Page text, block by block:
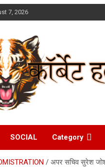
7, 2026
Halchal
SOCIAL Category
अपर सचिव सुरेश